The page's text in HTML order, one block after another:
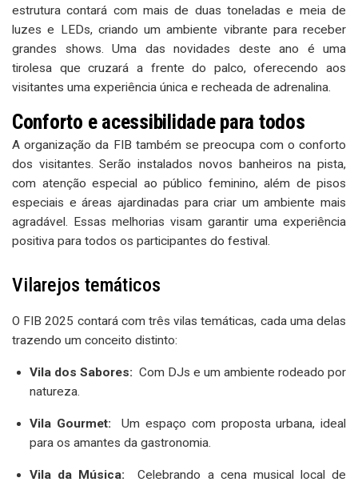
estrutura contará com mais de duas toneladas e meia de
luzes e LEDs, criando um ambiente vibrante para receber
grandes shows. Uma das novidades deste ano é uma
tirolesa que cruzará a frente do palco, oferecendo aos
visitantes uma experiência única e recheada de adrenalina.
Conforto e acessibilidade para todos
A organização da FIB também se preocupa com o conforto
dos visitantes. Serão instalados novos banheiros na pista,
com atenção especial ao público feminino, além de pisos
especiais e áreas ajardinadas para criar um ambiente mais
agradável. Essas melhorias visam garantir uma experiência
positiva para todos os participantes do festival.
Vilarejos temáticos
O FIB 2025 contará com três vilas temáticas, cada uma delas
trazendo um conceito distinto:
Vila dos Sabores: Com DJs e um ambiente rodeado por
natureza.
Vila Gourmet: Um espaço com proposta urbana, ideal
para os amantes da gastronomia.
Vila da Música: Celebrando a cena musical local de